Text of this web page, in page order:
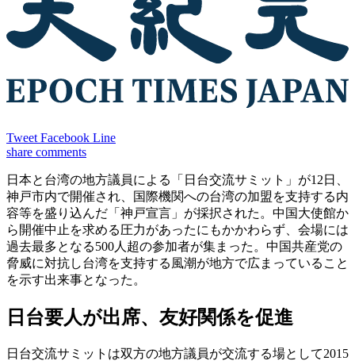
Tweet Facebook Line
share comments
日本と台湾の地方議員による「日台交流サミット」が12日、
神戸市内で開催され、国際機関への台湾の加盟を支持する内
容等を盛り込んだ「神戸宣言」が採択された。中国大使館か
ら開催中止を求める圧力があったにもかかわらず、会場には
過去最多となる500人超の参加者が集まった。中国共産党の
脅威に対抗し台湾を支持する風潮が地方で広まっていること
を示す出来事となった。
日台要人が出席、友好関係を促進
日台交流サミットは双方の地方議員が交流する場として2015